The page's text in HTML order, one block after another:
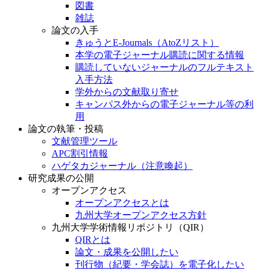
図書
雑誌
論文の入手
きゅうとE-Journals（AtoZリスト）
本学の電子ジャーナル購読に関する情報
購読していないジャーナルのフルテキスト
入手方法
学外からの文献取り寄せ
キャンパス外からの電子ジャーナル等の利
用
論文の執筆・投稿
文献管理ツール
APC割引情報
ハゲタカジャーナル（注意喚起）
研究成果の公開
オープンアクセス
オープンアクセスとは
九州大学オープンアクセス方針
九州大学学術情報リポジトリ（QIR）
QIRとは
論文・成果を公開したい
刊行物（紀要・学会誌）を電子化したい